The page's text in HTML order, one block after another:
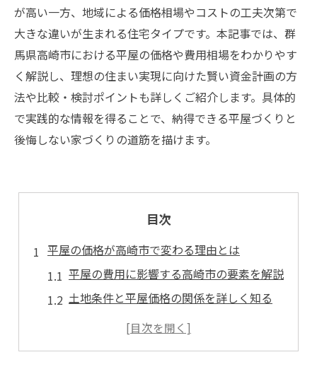
が高い一方、地域による価格相場やコストの工夫次第で
大きな違いが生まれる住宅タイプです。本記事では、群
馬県高崎市における平屋の価格や費用相場をわかりやす
く解説し、理想の住まい実現に向けた賢い資金計画の方
法や比較・検討ポイントも詳しくご紹介します。具体的
で実践的な情報を得ることで、納得できる平屋づくりと
後悔しない家づくりの道筋を描けます。
目次
平屋の価格が高崎市で変わる理由とは
平屋の費用に影響する高崎市の要素を解説
土地条件と平屋価格の関係を詳しく知る
平屋の価格差は地域特性でどう変わるか